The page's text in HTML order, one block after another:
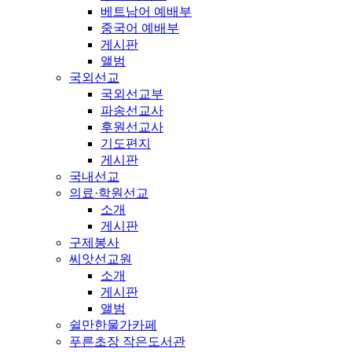
베트남어 예배부
중국어 예배부
게시판
앨범
국외선교
국외선교부
파송선교사
후원선교사
기도편지
게시판
국내선교
의료·학원선교
소개
게시판
구제봉사
씨앗선교원
소개
게시판
앨범
쉴만한물가카페
푸른초장 작은도서관